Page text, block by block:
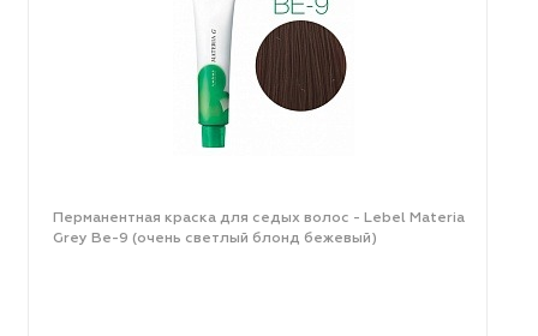
Перманентная краска для седых волос - Lebel Materia
Grey Be-9 (очень светлый блонд бежевый)